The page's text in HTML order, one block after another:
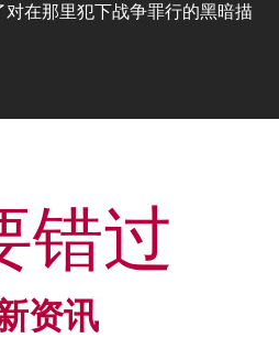
在那里犯下战争罪行的黑暗描
资讯
错过